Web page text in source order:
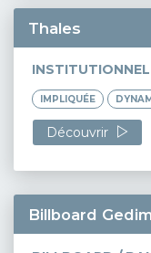
Thales
INSTITUTIONNEL
IMPLIQUÉE
Découvrir
Billboard